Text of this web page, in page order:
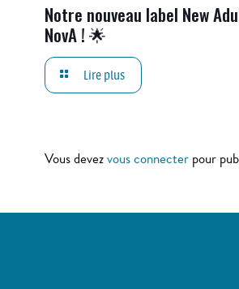
Notre nouveau label New
NovA ! 🌟
Lire plus
Vous devezvous connecterpour